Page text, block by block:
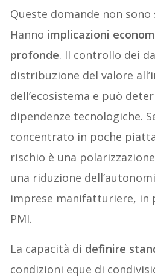
Queste domande non sono
Hanno implicazioni
profonde. Il controllo dei
distribuzione del valore
dell’ecosistema e può
dipendenze tecnologiche.
concentrato in poche
rischio è una
una riduzione
imprese manifatturiere, in
PMI.
La capacità di definire
condizioni eque di